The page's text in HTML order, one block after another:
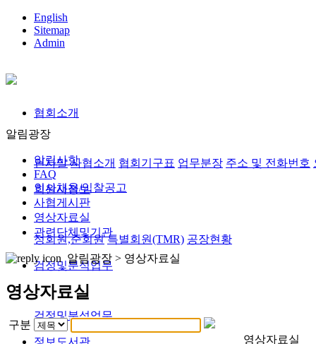
English
Sitemap
Admin
협회소개
인사말 사협소개 협회기구표 업무분장 주소 및 전화번호
회원사정보
정회원,준회원 특별회원(TMR) 공장현황
검정및분석업무
검정및분석업무
정보도서관
알림광장
알림사항
FAQ
인사채용/입찰공고
사협게시판
영상자료실
관련단체및기관
알림광장 > 영상자료실
영상자료실
구분
영상자료실